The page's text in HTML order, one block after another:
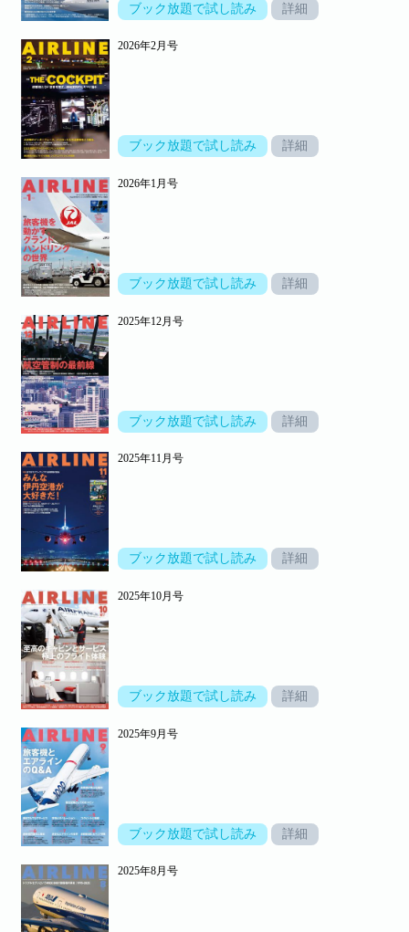
ブック放題で試し読み 詳細
2026年2月号
ブック放題で試し読み 詳細
2026年1月号
ブック放題で試し読み 詳細
2025年12月号
ブック放題で試し読み 詳細
2025年11月号
ブック放題で試し読み 詳細
2025年10月号
ブック放題で試し読み 詳細
2025年9月号
ブック放題で試し読み 詳細
2025年8月号